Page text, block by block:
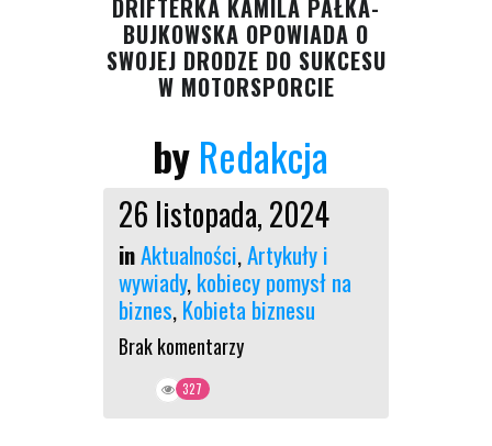
DRIFTERKA KAMILA PAŁKA-
BUJKOWSKA OPOWIADA O
SWOJEJ DRODZE DO SUKCESU
W MOTORSPORCIE
byRedakcja
26 listopada, 2024
inAktualności,Artykuły i
wywiady,kobiecy pomysł na
biznes,Kobieta biznesu
Brak komentarzy
327